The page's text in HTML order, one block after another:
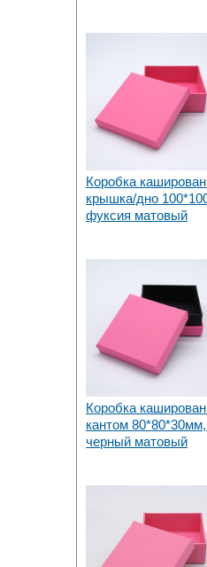
Коробка
крышка/дно
фуксия матовый
Коробка
кантом
черный матовый